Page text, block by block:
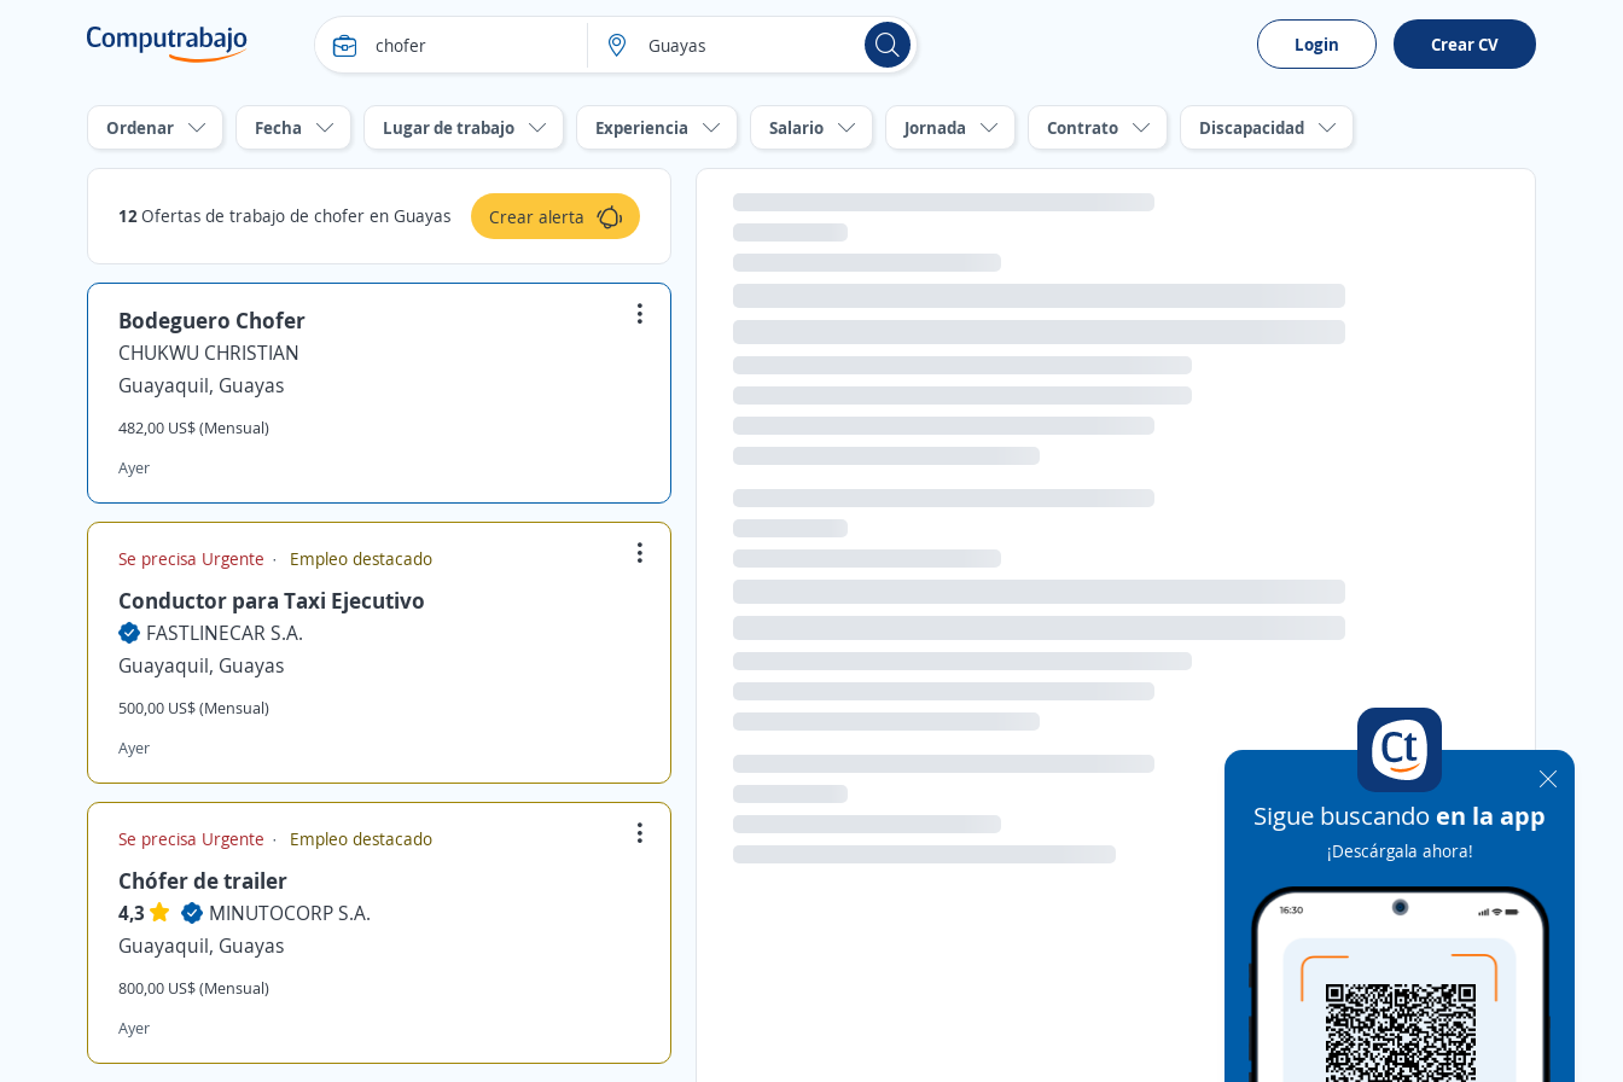
Login Crear CV
Ordenar Fecha Lugar de trabajo Experiencia Salario Jornada Contrato Discapacidad
12Ofertas de trabajo de chofer en Guayas Crear alerta
Bodeguero Chofer
CHUKWU CHRISTIAN
Guayaquil, Guayas
482,00 US$ (Mensual)
Ayer
Se precisa Urgente Empleo destacado
Conductor para Taxi Ejecutivo
FASTLINECAR S.A.
Guayaquil, Guayas
500,00 US$ (Mensual)
Ayer
Se precisa Urgente Empleo destacado
Chófer de trailer
4,3
MINUTOCORP S.A.
Guayaquil, Guayas
800,00 US$ (Mensual)
Ayer
Sigue buscando en la app
¡Descárgala ahora!